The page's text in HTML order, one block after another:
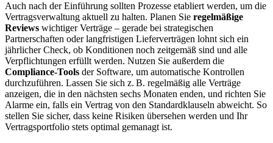
Auch nach der Einführung sollten Prozesse etabliert werden, um die
Vertragsverwaltung aktuell zu halten. Planen Sie regelmäßige
Reviews wichtiger Verträge – gerade bei strategischen
Partnerschaften oder langfristigen Lieferverträgen lohnt sich ein
jährlicher Check, ob Konditionen noch zeitgemäß sind und alle
Verpflichtungen erfüllt werden. Nutzen Sie außerdem die
Compliance-Tools der Software, um automatische Kontrollen
durchzuführen. Lassen Sie sich z. B. regelmäßig alle Verträge
anzeigen, die in den nächsten sechs Monaten enden, und richten Sie
Alarme ein, falls ein Vertrag von den Standardklauseln abweicht. So
stellen Sie sicher, dass keine Risiken übersehen werden und Ihr
Vertragsportfolio stets optimal gemanagt ist.